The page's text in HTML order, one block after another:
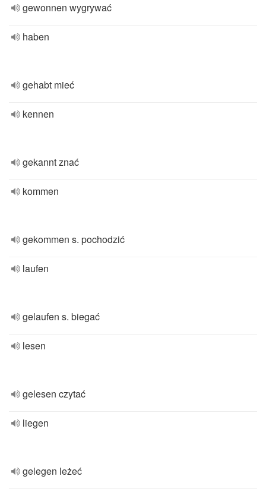
gewonnen wygrywać
haben
gehabt mieć
kennen
gekannt znać
kommen
gekommen s. pochodzić
laufen
gelaufen s. biegać
lesen
gelesen czytać
liegen
gelegen leżeć